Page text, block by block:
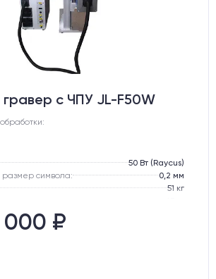
с ЧПУ JL-F50W
50 Вт (Raycus)
символа:
0,2 мм
51 кг
станка, мм:
000 ₽